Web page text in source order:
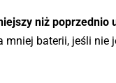
niż poprzednio
baterii, jeśli nie